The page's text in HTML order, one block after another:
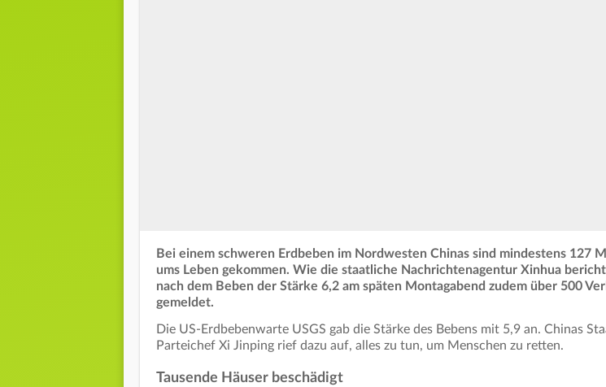
Bei einem schweren Erdbeben im Nordwesten Chinas sind mindestens 127
ums Leben gekommen. Wie die staatliche Nachrichtenagentur Xinhua
nach dem Beben der Stärke 6,2 am späten Montagabend zudem über 500
gemeldet.
Die US-Erdbebenwarte USGS gab die Stärke des Bebens mit 5,9 an. Chinas
Parteichef Xi Jinping rief dazu auf, alles zu tun, um Menschen zu retten.
Tausende Häuser beschädigt